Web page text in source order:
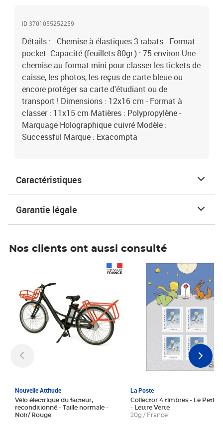
ID 3701055252259
Détails : Chemise à élastiques 3 rabats - Format
pocket. Capacité (feuillets 80gr.) : 75 environ Une
chemise au format mini pour classer les tickets de
caisse, les photos, les reçus de carte bleue ou
encore protéger sa carte d'étudiant ou de
transport ! Dimensions : 12x16 cm - Format à
classer : 11x15 cm Matières : Polypropylène -
Marquage Holographique cuivré Modèle :
Successful Marque : Exacompta
Caractéristiques
Garantie légale
Nos clients ont aussi consulté
Nouvelle Attitude
Vélo électrique du facteur,
reconditionné - Taille normale -
Noir/ Rouge
La Poste
Collector 4 timbres - Le Petit
- Lettre Verte
20g / France
Prix 6,25€ HT